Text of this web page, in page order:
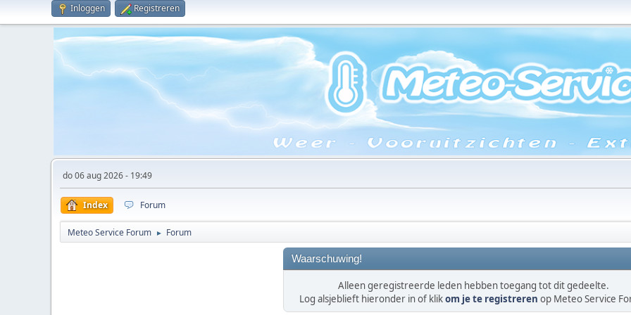
Inloggen Registreren
do 06 aug 2026 - 19:49
Index Forum
Meteo Service Forum ► Forum
Waarschuwing!
Alleen geregistreerde leden hebben toegang tot dit gedeelte.
Log alsjeblieft hieronder in of klikom je te registreren op Meteo Service